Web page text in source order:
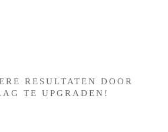
RESULTATEN DOOR
TE UPGRADEN!